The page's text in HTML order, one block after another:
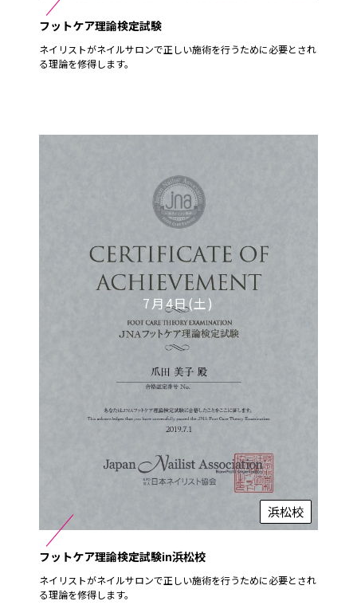
フットケア理論検定試験
ネイリストがネイルサロンで正しい施術を行うために必要とされ
る理論を修得します。
7月4日(土)
浜松校
フットケア理論検定試験in浜松校
ネイリストがネイルサロンで正しい施術を行うために必要とされ
る理論を修得します。